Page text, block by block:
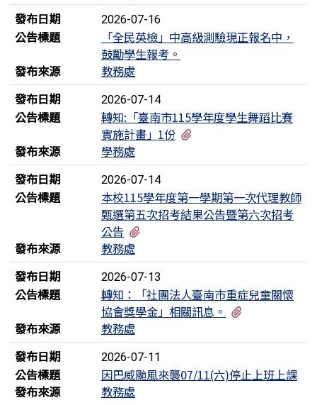
發布日期
2026-07-16
公告標題
「全民英檢」中高級測驗現正報名中，
鼓勵學生報考。
發布來源
教務處
發布日期
2026-07-14
公告標題
轉知:「臺南市115學年度學生舞蹈比賽
實施計畫」1份
發布來源
學務處
發布日期
2026-07-14
公告標題
本校115學年度第一學期第一次代理教師
甄選第五次招考結果公告暨第六次招考
公告
發布來源
教務處
發布日期
2026-07-13
公告標題
轉知：「社團法人臺南市重症兒童關懷
協會獎學金」相關訊息。
發布來源
教務處
發布日期
2026-07-11
公告標題
因巴威颱風來襲07/11(六)停止上班上課
發布來源
教務處